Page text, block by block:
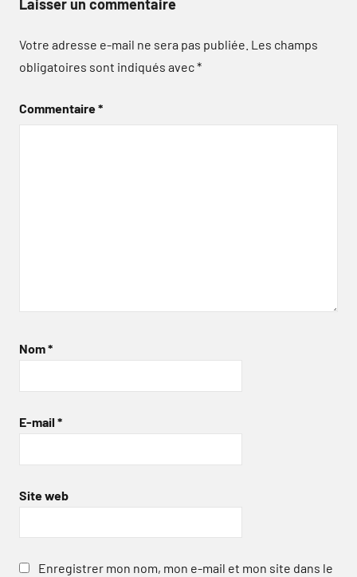
Laisser un commentaire
Votre adresse e-mail ne sera pas publiée. Les champs
obligatoires sont indiqués avec*
Commentaire*
Nom*
E-mail *
Site web
Enregistrer mon nom, mon e-mail et mon site dans le